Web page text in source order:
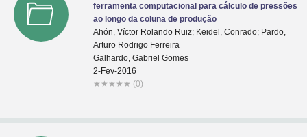
ferramenta computacional para cálculo de pressões
ao longo da coluna de produção
Ahón, Víctor Rolando Ruiz; Keidel, Conrado; Pardo,
Arturo Rodrigo Ferreira
Galhardo, Gabriel Gomes
2-Fev-2016
★ ★ ★ ★ ★ (0)